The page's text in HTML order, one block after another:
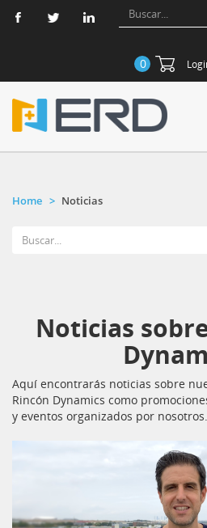
0
Home Noticias
Noticias
Aquí encontrarás noticias sobre
Rincón Dynamics como
y eventos organizados por nosotros.